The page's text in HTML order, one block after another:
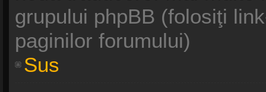
grupului phpBB (folosiţi
paginilor forumului)
Sus